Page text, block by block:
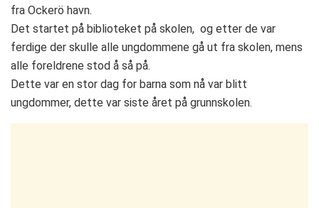
fra Ockerö havn.
Det startet på biblioteket på skolen, og etter de var
ferdige der skulle alle ungdommene gå ut fra skolen, mens
alle foreldrene stod å så på.
Dette var en stor dag for barna som nå var blitt
ungdommer, dette var siste året på grunnskolen.